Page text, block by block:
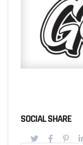
SOCIAL SHARE